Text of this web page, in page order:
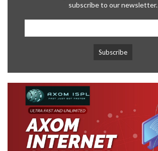
subscribe to our newsletter.